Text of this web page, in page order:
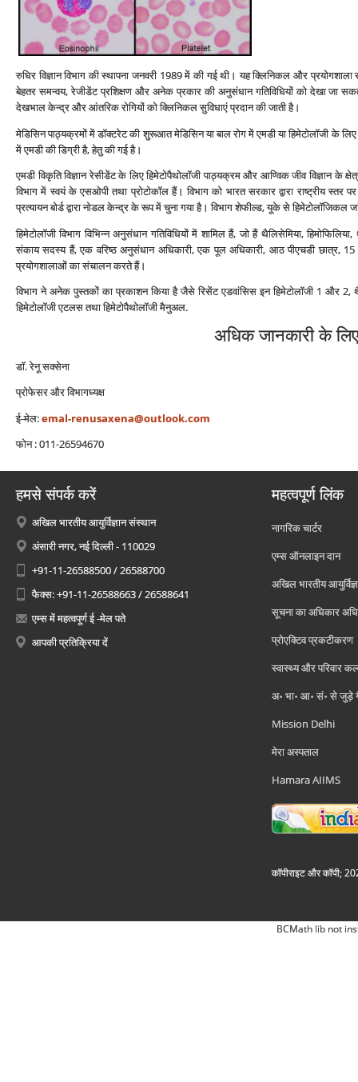
रुधिर विज्ञान विभाग की स्‍थापना जनवरी 1989 में की गई थी। यह क्लिनिकल और
बेहतर समन्‍वय, रेजीडेंट प्रशिक्षण और अनेक प्रकार की अनुसंधान गतिविधियों को देखा जा
देखभाल केन्‍द्र और आंतरिक रोगियों को क्लिनिकल सुविधाएं प्रदान की जाती है।
मेडिसिन पाठ्यक्रमों में डॉक्‍टरेट की शुरूआत मेडिसिन या बाल रोग में एमडी या हिमेटोलॉजी के
में एमडी की डिग्री है, हेतु की गई है।
एमडी विकृति विज्ञान रेसीडेंट के लिए हिमेटोपैथोलॉजी पाठ्यक्रम और आण्विक जीव विज्ञान के
विभाग में स्‍वयं के एसओपी तथा प्रोटोकॉल हैं। विभाग को भारत सरकार द्वारा राष्‍ट्रीय स्‍तर
प्रत्‍यायन बोर्ड द्वारा नोडल केन्‍द्र के रूप में चुना गया है। विभाग शेफील्‍ड, यूके से
हिमेटोलॉजी विभाग विभिन्‍न अनुसंधान गतिविधियों में शामिल हैं, जो हैं थैलिसेमिया,
संकाय सदस्‍य हैं, एक वरिष्‍ठ अनुसंधान अधिकारी, एक पूल अधिकारी, आठ पीएचडी छात्र, 15
प्रयोगशालाओं का संचालन करते हैं।
विभाग ने अनेक पुस्‍तकों का प्रकाशन किया है जैसे रिसेंट एडवांसिस इन हिमेटोलॉजी 1 और 2,
हिमेटोलॉजी एटलस तथा हिमेटोपैथोलॉजी मैनुअल.
अधिक जानकारी के
डॉ. रेनू सक्‍सेना
प्रोफेसर और विभागध्‍यक्ष
ई-मेल:emal-renusaxena@outlook.com
फोन : 011-26594670
हमसे संपर्क करें
अखिल भारतीय आयुर्विज्ञान संस्थान
अंसारी नगर, नई दिल्ली - 110029
+91-11-26588500 / 26588700
फैक्स: +91-11-26588663 / 26588641
एम्स में महत्वपूर्ण ई -मेल पते
आपकी प्रतिक्रिया दें
महत्वपूर्ण लिंक
नागरिक चार्टर
एम्स ऑनलाइन दान
अखिल भारतीय
सूचना का अधिकार
प्रोएक्टिव प्रकटीकरण
स्वास्थ्य और परिवार
अ॰ भा॰ आ॰ सं॰ से जुड़े
Mission Delhi
मेरा अस्पताल
Hamara AIIMS
कॉपीराइट और कॉपी;
BCMath lib not